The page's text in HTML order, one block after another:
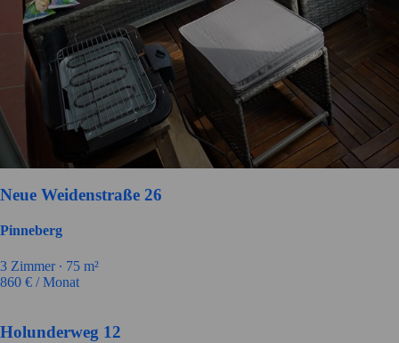
Neue Weidenstraße 26
Pinneberg
3 Zimmer ∙ 75 m²
860 € / Monat
Holunderweg 12